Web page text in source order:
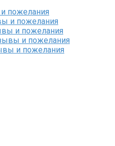
пожелания
и пожелания
и пожелания
и пожелания
и пожелания